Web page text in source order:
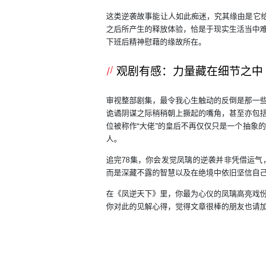
这类逆袭故事能让人如此痴迷，究其缘由是它
之后所产生的释放体验，恰是于现实生活当中
下班后精神慰藉的缘故所在。
观剧有感：力量藏在细节之中
审视整部剧集，最令我心生触动的反倒是那一
诡谲阴谋之际稍稍朝上撅起的嘴角，甚至亦包
位被称作“大佬”的皇后不再仅仅只是一个抽象
人。
追完78集，你会发觉凤璃的逆袭并非凭借运
而是深藏不露的智慧以及在绝境中依旧坚信自
在《凤逆天下》里，你最为心仪的凤璃高亮戏
你对此的见解心得，觉得文章很棒的朋友也请